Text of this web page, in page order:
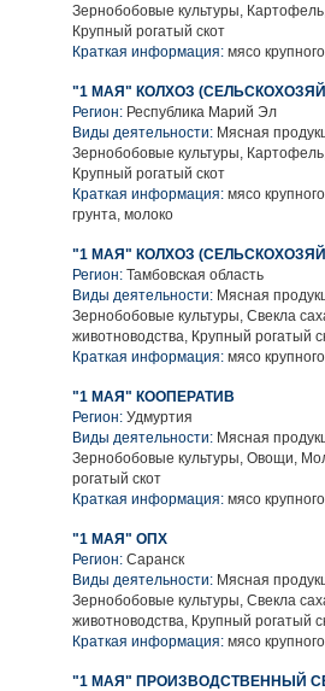
Зернобобовые культуры,
Крупный рогатый скот
Краткая информация: мясо
"1 МАЯ" КОЛХОЗ
Регион: Республика Марий Эл
Виды деятельности: Мясная
Зернобобовые культуры,
Крупный рогатый скот
Краткая информация: мясо
грунта, молоко
"1 МАЯ" КОЛХОЗ
Регион: Тамбовская область
Виды деятельности: Мясная
Зернобобовые культуры, Свекла
животноводства, Крупный рогатый
Краткая информация: мясо
"1 МАЯ" КООПЕРАТИВ
Регион: Удмуртия
Виды деятельности: Мясная
Зернобобовые культуры, Овощи,
рогатый скот
Краткая информация: мясо
"1 МАЯ" ОПХ
Регион: Саранск
Виды деятельности: Мясная
Зернобобовые культуры, Свекла
животноводства, Крупный рогатый
Краткая информация: мясо
"1 МАЯ" ПРОИЗВОДСТВЕННЫЙ